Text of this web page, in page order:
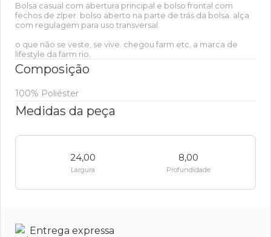
Bolsa casual com abertura principal e bolso frontal com
fechos de zíper. bolso aberto na parte de trás da bolsa. alça
com regulagem para uso transversal.
o que não se veste, se vive. chegou farm etc, a marca de
lifestyle da farm rio.
Composição
100% Poliéster
Medidas da peça
24,00
Largura
8,00
Profundidade
Entrega expressa